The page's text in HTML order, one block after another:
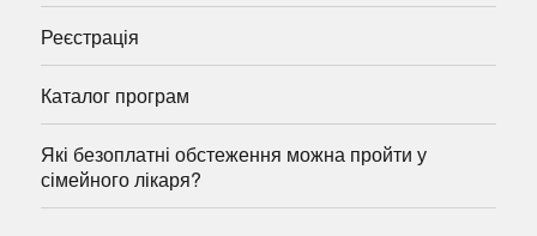
Реєстрація
Каталог програм
Які безоплатні обстеження можна пройти у
сімейного лікаря?